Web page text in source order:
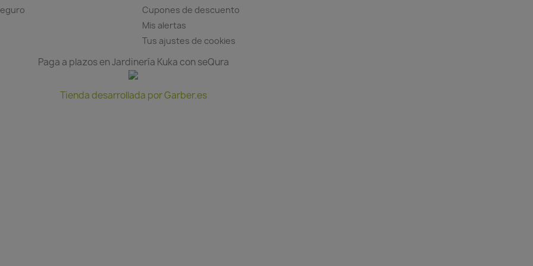
Cupones de descuento
Mis alertas
Tus ajustes de cookies
Paga a plazos en Jardinería Kuka con seQura
Tienda desarrollada por Garber.es